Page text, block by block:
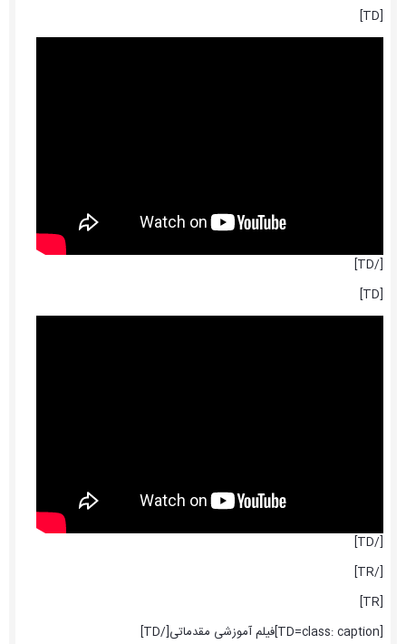
[TD]
[/TD]
[TD]
[/TD]
[/TR]
[TR]
[TD=class: caption]فیلم آموزشی مقدماتی[/TD]